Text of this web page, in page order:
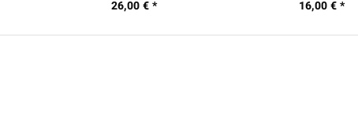
26,00 € * 16,00 € *